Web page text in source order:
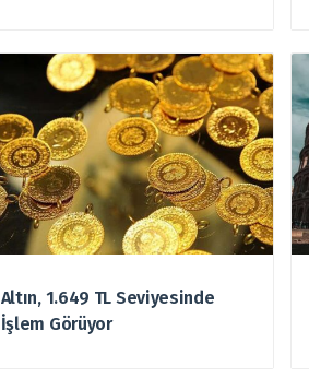
Altın, 1.649 TL Seviyesinde
İşlem Görüyor